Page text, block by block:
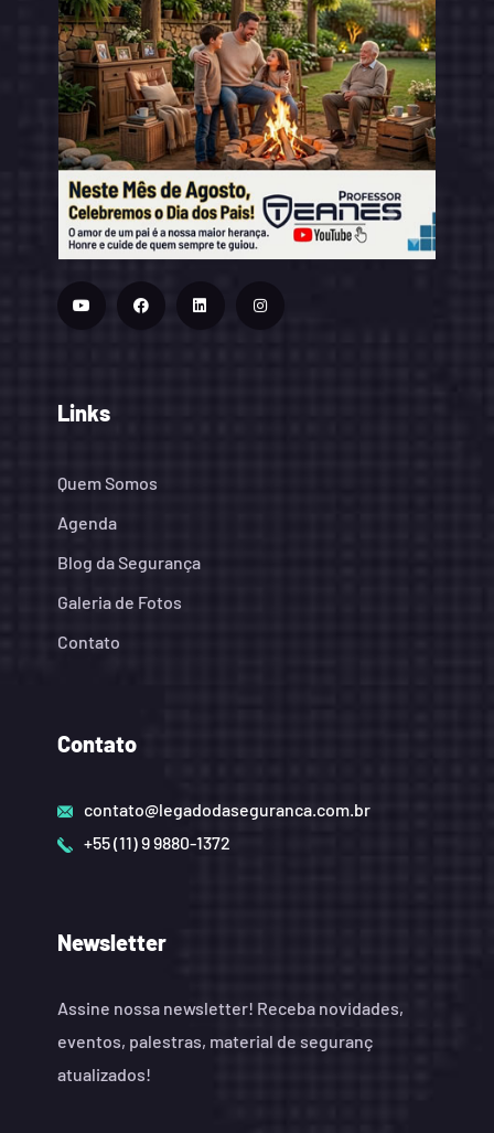
Links
Quem Somos
Agenda
Blog da Segurança
Galeria de Fotos
Contato
Contato
contato@legadodaseguranca.com.br
+55 (11) 9 9880-1372
Newsletter
Assine nossa newsletter! Receba novidades,
eventos, palestras, material de seguranç
atualizados!